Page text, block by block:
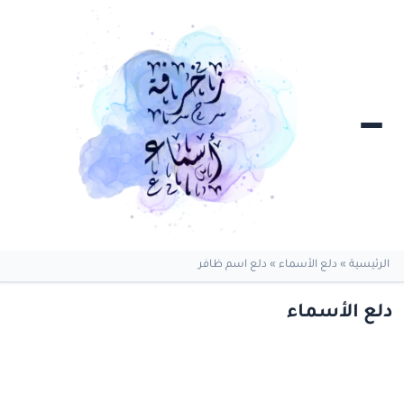
الرئيسية » دلع الأسماء » دلع اسم ظافر
دلع الأسماء